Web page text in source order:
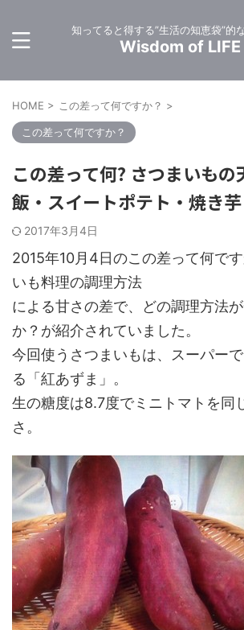
知ってると得する”生活の知恵袋”的
Wisdom of LIFE
HOME > この差って何ですか？ >
この差って何ですか？
この差って何? さつまいもの
飯・スイートポテト・焼き
2017年3月4日
2015年10月4日のこの差って何で
いも料理の調理方法
による甘さの差で、どの調理方法
か？が紹介されていました。
今回使うさつまいもは、スーパー
る「紅あずま」。
生の糖度は8.7度でミニトマトを同
さ。